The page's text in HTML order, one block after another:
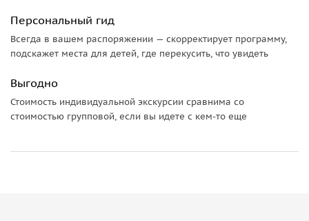
Персональный гид
Всегда в вашем распоряжении — скорректирует программу,
подскажет места для детей, где перекусить, что увидеть
Выгодно
Стоимость индивидуальной экскурсии сравнима со
стоимостью групповой, если вы идете с кем-то еще